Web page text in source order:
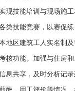
现技能培训与现场施
类技能竞赛，以赛促
地区建筑工人实名制及
核功能。加强与住房
息共享，及时分析记